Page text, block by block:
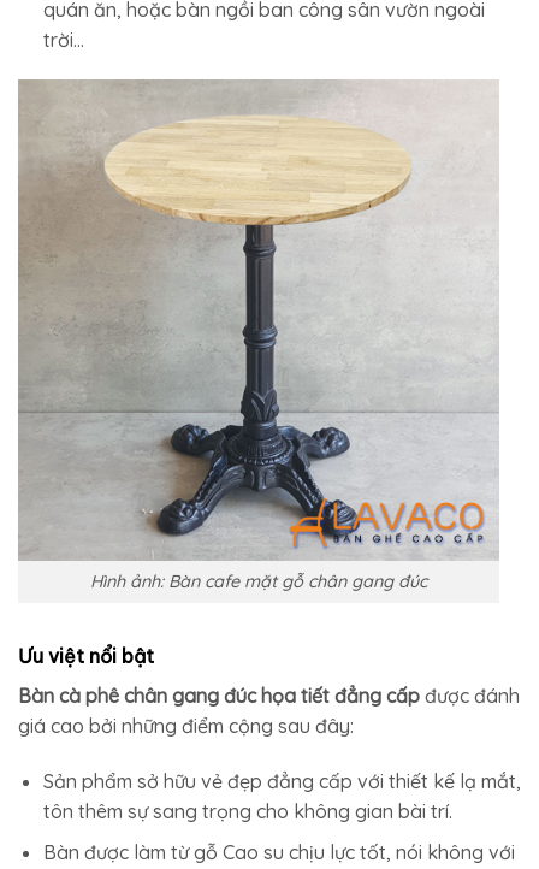
quán ăn, hoặc bàn ngồi ban công sân vườn ngoài
trời…
Hình ảnh: Bàn cafe mặt gỗ chân gang đúc
Ưu việt nổi bật
Bàn cà phê chân gang đúc họa tiết đẳng cấp được đánh
giá cao bởi những điểm cộng sau đây:
Sản phẩm sở hữu vẻ đẹp đẳng cấp với thiết kế lạ mắt,
tôn thêm sự sang trọng cho không gian bài trí.
Bàn được làm từ gỗ Cao su chịu lực tốt, nói không với